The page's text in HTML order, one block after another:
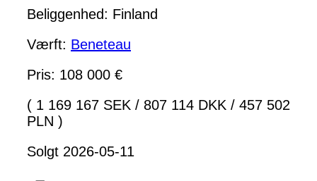
Beliggenhed: Finland
Værft: Beneteau
Pris: 108 000 €
( 1 169 167 SEK / 807 114 DKK / 457 502
PLN )
Solgt 2026-05-11